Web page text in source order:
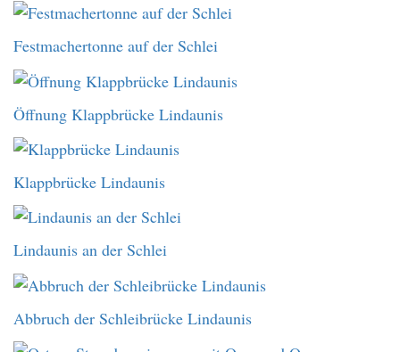
Festmachertonne auf der Schlei
Öffnung Klappbrücke Lindaunis
Klappbrücke Lindaunis
Lindaunis an der Schlei
Abbruch der Schleibrücke Lindaunis